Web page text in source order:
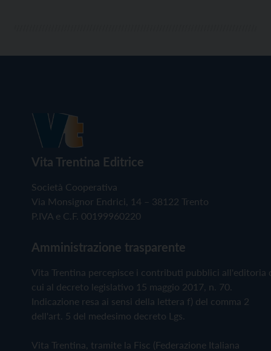
Vita Trentina Editrice
Società Cooperativa
Via Monsignor Endrici, 14 – 38122 Trento
P.IVA e C.F. 00199960220
Amministrazione trasparente
Vita Trentina percepisce i contributi pubblici all'editoria
cui al decreto legislativo 15 maggio 2017, n. 70.
Indicazione resa ai sensi della lettera f) del comma 2
dell'art. 5 del medesimo decreto Lgs.
Vita Trentina, tramite la Fisc (Federazione Italiana